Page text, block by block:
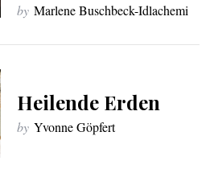
by Marlene Buschbeck-Idlachemi
Heilende Erden
by Yvonne Göpfert